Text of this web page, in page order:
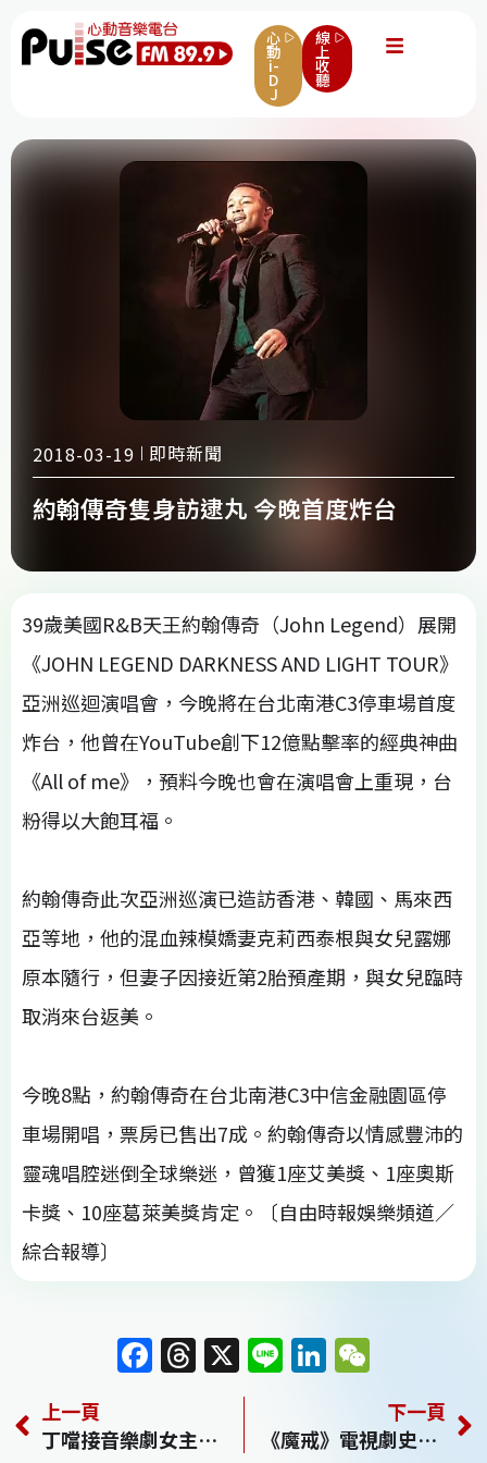
心
動
i-
D
J
線
上
收
聽
2018-03-19 即時新聞
約翰傳奇隻身訪逮丸 今晚首度炸台
39歲美國R&B天王約翰傳奇（John Legend）展開
《JOHN LEGEND DARKNESS AND LIGHT TOUR》
亞洲巡迴演唱會，今晚將在台北南港C3停車場首度
炸台，他曾在YouTube創下12億點擊率的經典神曲
《All of me》，預料今晚也會在演唱會上重現，台
粉得以大飽耳福。
約翰傳奇此次亞洲巡演已造訪香港、韓國、馬來西
亞等地，他的混血辣模嬌妻克莉西泰根與女兒露娜
原本隨行，但妻子因接近第2胎預產期，與女兒臨時
取消來台返美。
今晚8點，約翰傳奇在台北南港C3中信金融園區停
車場開唱，票房已售出7成。約翰傳奇以情感豐沛的
靈魂唱腔迷倒全球樂迷，曾獲1座艾美獎、1座奧斯
卡獎、10座葛萊美獎肯定。〔自由時報娛樂頻道／
綜合報導〕
F
a
c
T
h
re
X Li
n
e
Li
n
k C
上一頁
丁噹接音樂劇女主角 重新演繹一樣的月光
下一頁
《魔戒》電視劇史上最貴！拍2季燒147億